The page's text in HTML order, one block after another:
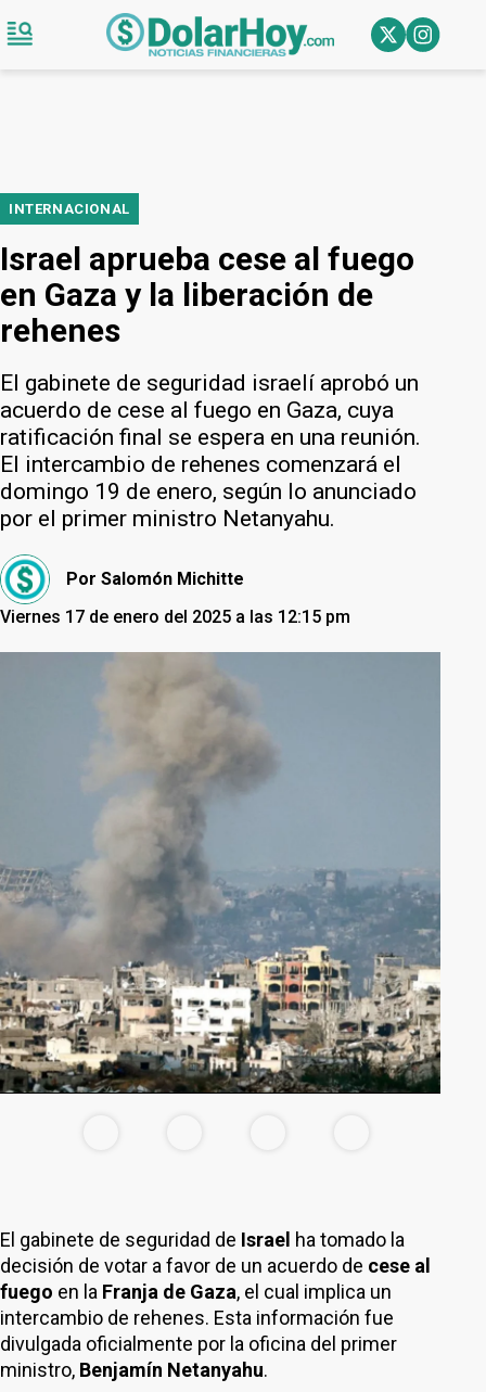
INTERNACIONAL
Israel aprueba cese al fuego
en Gaza y la liberación de
rehenes
El gabinete de seguridad israelí aprobó un
acuerdo de cese al fuego en Gaza, cuya
ratificación final se espera en una reunión.
El intercambio de rehenes comenzará el
domingo 19 de enero, según lo anunciado
por el primer ministro Netanyahu.
Por Salomón Michitte
Viernes 17 de enero del 2025 a las 12:15 pm
El gabinete de seguridad de Israel ha tomado la
decisión de votar a favor de un acuerdo de cese al
fuego en la Franja de Gaza, el cual implica un
intercambio de rehenes. Esta información fue
divulgada oficialmente por la oficina del primer
ministro, Benjamín Netanyahu.